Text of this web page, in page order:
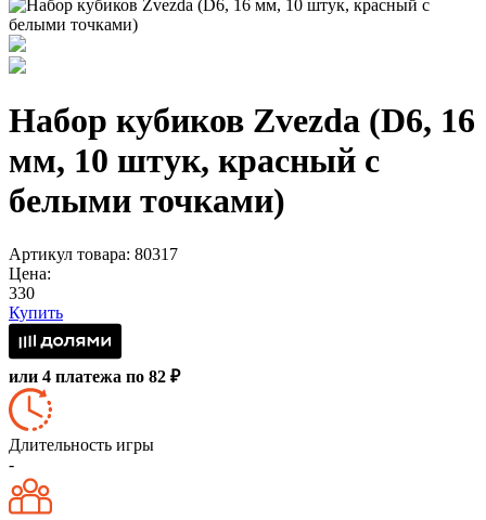
Набор кубиков Zvezda (D6, 16
мм, 10 штук, красный с
белыми точками)
Артикул товара: 80317
Цена:
330
Купить
или 4 платежа по 82 ₽
Длительность игры
-